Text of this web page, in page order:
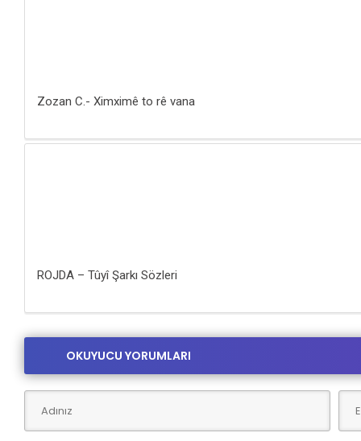
Zozan C.- Ximximê to rê vana
ROJDA – Tûyî Şarkı Sözleri
OKUYUCU YORUMLARI